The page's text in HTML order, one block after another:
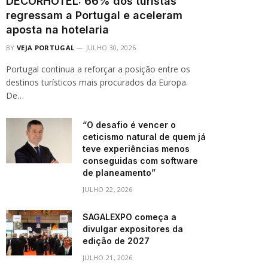
regressam a Portugal e aceleram
aposta na hotelaria
BY VEJA PORTUGAL JULHO 30, 2026
Portugal continua a reforçar a posição entre os
destinos turísticos mais procurados da Europa.
De…
“O desafio é vencer o
ceticismo natural de quem já
teve experiências menos
conseguidas com software
de planeamento”
JULHO 22, 2026
SAGALEXPO começa a
divulgar expositores da
edição de 2027
JULHO 21, 2026